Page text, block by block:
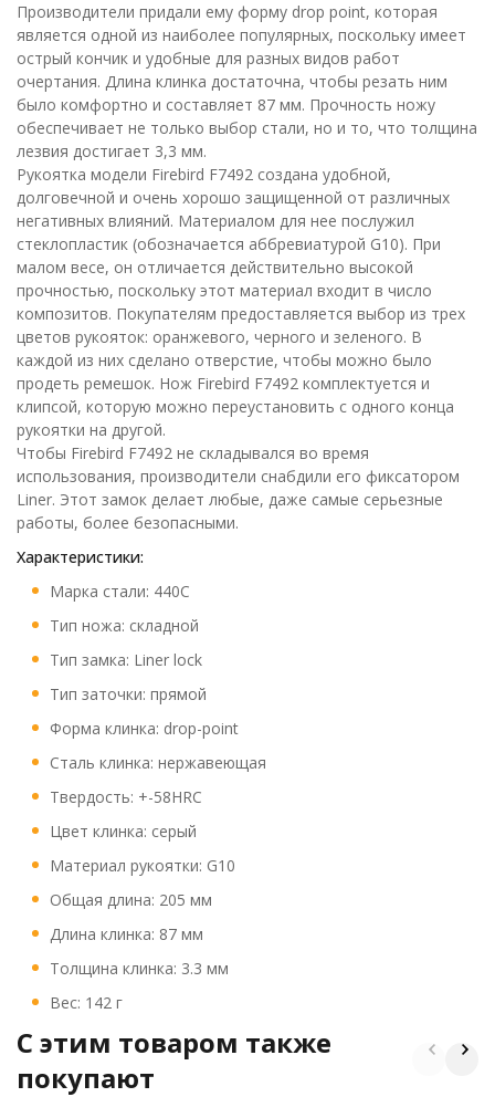
Производители придали ему форму drop point, которая
является одной из наиболее популярных, поскольку имеет
острый кончик и удобные для разных видов работ
очертания. Длина клинка достаточна, чтобы резать ним
было комфортно и составляет 87 мм. Прочность ножу
обеспечивает не только выбор стали, но и то, что толщина
лезвия достигает 3,3 мм.
Рукоятка модели Firebird F7492 создана удобной,
долговечной и очень хорошо защищенной от различных
негативных влияний. Материалом для нее послужил
стеклопластик (обозначается аббревиатурой G10). При
малом весе, он отличается действительно высокой
прочностью, поскольку этот материал входит в число
композитов. Покупателям предоставляется выбор из трех
цветов рукояток: оранжевого, черного и зеленого. В
каждой из них сделано отверстие, чтобы можно было
продеть ремешок. Нож Firebird F7492 комплектуется и
клипсой, которую можно переустановить с одного конца
рукоятки на другой.
Чтобы Firebird F7492 не складывался во время
использования, производители снабдили его фиксатором
Liner. Этот замок делает любые, даже самые серьезные
работы, более безопасными.
Характеристики:
Марка стали: 440C
Тип ножа: складной
Тип замка: Liner lock
Тип заточки: прямой
Форма клинка: drop-point
Сталь клинка: нержавеющая
Твердость: +-58HRC
Цвет клинка: серый
Материал рукоятки: G10
Общая длина: 205 мм
Длина клинка: 87 мм
Толщина клинка: 3.3 мм
Вес: 142 г
C этим товаром также
покупают